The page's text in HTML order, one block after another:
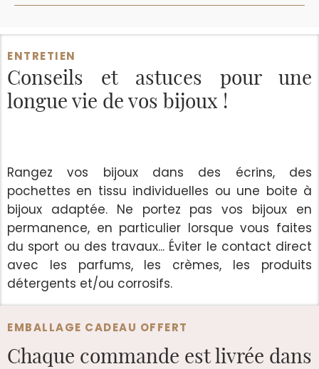
EMBALLAGE CADEAU OFFERT
Chaque commande est livrée dans
ENTRETIEN
Conseils et astuces pour une
longue vie de vos bijoux !
Rangez vos bijoux dans des écrins, des
pochettes en tissu individuelles ou une boite à
bijoux adaptée. Ne portez pas vos bijoux en
permanence, en particulier lorsque vous faites
du sport ou des travaux... Éviter le contact direct
avec les parfums, les crèmes, les produits
détergents et/ou corrosifs.